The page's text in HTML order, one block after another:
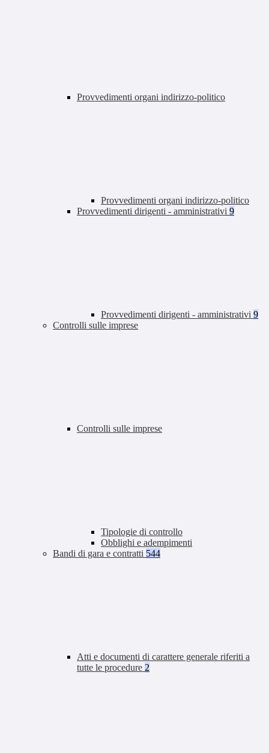
Provvedimenti organi indirizzo-politico
Provvedimenti organi indirizzo-politico
Provvedimenti dirigenti - amministrativi 9
Provvedimenti dirigenti - amministrativi 9
Controlli sulle imprese
Controlli sulle imprese
Tipologie di controllo
Obblighi e adempimenti
Bandi di gara e contratti 544
Atti e documenti di carattere generale riferiti a
tutte le procedure 2